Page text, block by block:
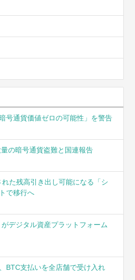
号通貨価値ゼロの可能性」を警告
の暗号通貨盗難と国連報告
た残高引き出し可能になる「シ
で移行へ
デジタル資産プラットフォーム
BTC支払いを全店舗で受け入れ